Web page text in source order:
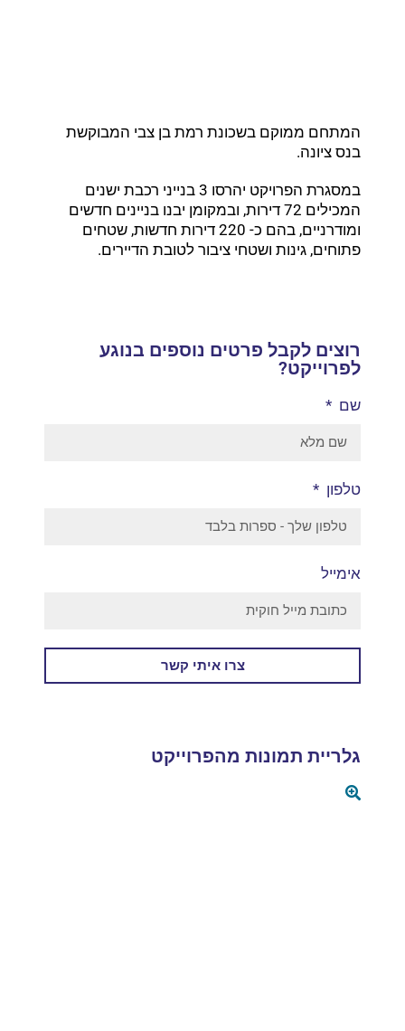
המתחם ממוקם בשכונת רמת בן צבי המבוקשת
בנס ציונה.
במסגרת הפרויקט יהרסו 3 בנייני רכבת ישנים
המכילים 72 דירות, ובמקומן יבנו בניינים חדשים
ומודרניים, בהם כ- 220 דירות חדשות, שטחים
פתוחים, גינות ושטחי ציבור לטובת הדיירים.
רוצים לקבל פרטים נוספים בנוגע
לפרוייקט?
שם
טלפון
אימייל
צרו איתי קשר
גלריית תמונות מהפרוייקט